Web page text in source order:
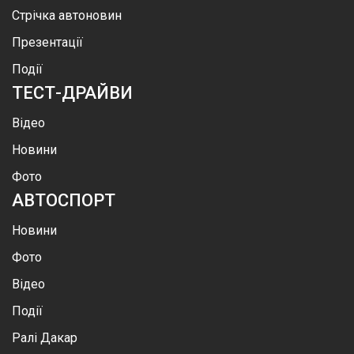
Стрічка автоновин
Презентації
Події
ТЕСТ-ДРАЙВИ
Відео
Новини
Фото
АВТОСПОРТ
Новини
Фото
Відео
Події
Ралі Дакар